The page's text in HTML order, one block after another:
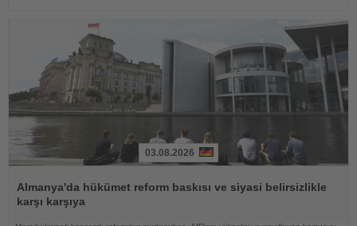
Oku
03.08.2026
Almanya'da hükümet reform baskısı ve siyasi belirsizlikle
karşı karşıya